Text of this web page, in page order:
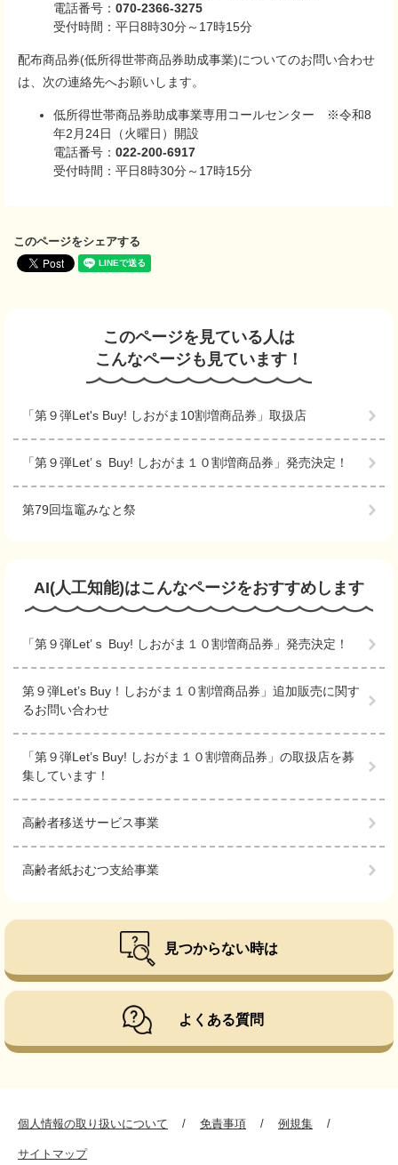
電話番号： 070-2366-3275
受付時間：平日8時30分～17時15分
配布商品券(低所得世帯商品券助成事業)についてのお問い合わせ
は、次の連絡先へお願いします。
低所得世帯商品券助成事業専用コールセンター ※令和8
年2月24日（火曜日）開設
電話番号： 022-200-6917
受付時間：平日8時30分～17時15分
このページをシェアする
このページを見ている人は
こんなページも見ています！
「第９弾Let's Buy! しおがま10割増商品券」取扱店
「第９弾Let’ｓ Buy! しおがま１０割増商品券」発売決定！
第79回塩竈みなと祭
AI(人工知能)はこんなページをおすすめします
「第９弾Let’ｓ Buy! しおがま１０割増商品券」発売決定！
第９弾Let’s Buy！しおがま１０割増商品券」追加販売に関す
るお問い合わせ
「第９弾Let’s Buy! しおがま１０割増商品券」の取扱店を募
集しています！
高齢者移送サービス事業
高齢者紙おむつ支給事業
見つからない時は
よくある質問
個人情報の取り扱いについて 免責事項 例規集
サイトマップ